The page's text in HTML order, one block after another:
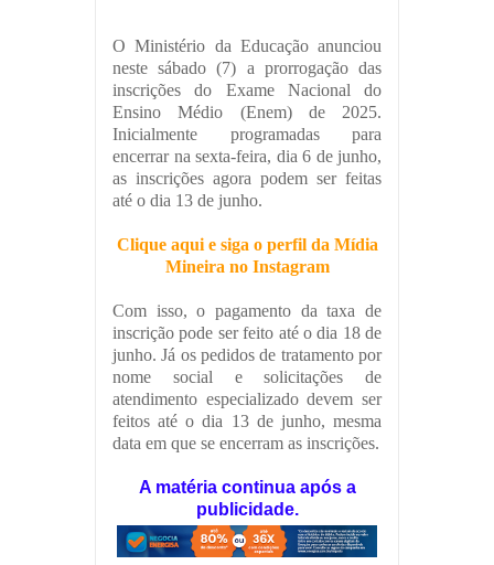
O Ministério da Educação anunciou
neste sábado (7) a prorrogação das
inscrições do Exame Nacional do
Ensino Médio (Enem) de 2025.
Inicialmente programadas para
encerrar na sexta-feira, dia 6 de junho,
as inscrições agora podem ser feitas
até o dia 13 de junho.
Clique aqui e siga o perfil da Mídia
Mineira no Instagram
Com isso, o pagamento da taxa de
inscrição pode ser feito até o dia 18 de
junho. Já os pedidos de tratamento por
nome social e solicitações de
atendimento especializado devem ser
feitos até o dia 13 de junho, mesma
data em que se encerram as inscrições.
A matéria continua após a
publicidade.